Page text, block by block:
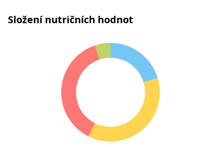
Složení nutričních hodnot